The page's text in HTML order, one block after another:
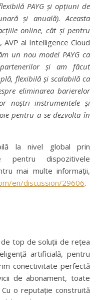
PAYG și opțiuni de
și anuală). Aceasta
online, cât și pentru
AVP al Intelligence Cloud
un nou model PAYG ca
și am făcut
flexibilă și scalabilă ca
eliminarea barierelor
noștri instrumentele și
pentru a se dezvolta în
la nivel global prin
pentru dispozitivele
mai multe informații,
en/discussion/29606.
top de soluții de rețea
artificială, pentru
conectivitate perfectă
de abonament, toate
o reputație construită